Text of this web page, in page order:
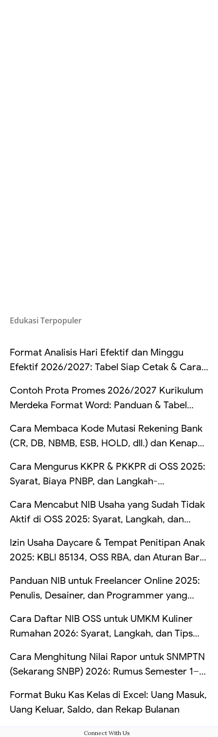
Edukasi Terpopuler
Format Analisis Hari Efektif dan Minggu
Efektif 2026/2027: Tabel Siap Cetak & Cara
Contoh Prota Promes 2026/2027 Kurikulum
Merdeka Format Word: Panduan & Tabel
Cara Membaca Kode Mutasi Rekening Bank
(CR, DB, NBMB, ESB, HOLD, dll.) dan Kenapa
Cara Mengurus KKPR & PKKPR di OSS 2025:
Syarat, Biaya PNBP, dan Langkah-
Cara Mencabut NIB Usaha yang Sudah Tidak
Aktif di OSS 2025: Syarat, Langkah, dan
Izin Usaha Daycare & Tempat Penitipan Anak
2025: KBLI 85134, OSS RBA, dan Aturan Baru
Panduan NIB untuk Freelancer Online 2025:
Penulis, Desainer, dan Programmer yang
Cara Daftar NIB OSS untuk UMKM Kuliner
Rumahan 2026: Syarat, Langkah, dan Tips
Cara Menghitung Nilai Rapor untuk SNMPTN
(Sekarang SNBP) 2026: Rumus Semester 1–5,
Format Buku Kas Kelas di Excel: Uang Masuk,
Uang Keluar, Saldo, dan Rekap Bulanan
Connect With Us